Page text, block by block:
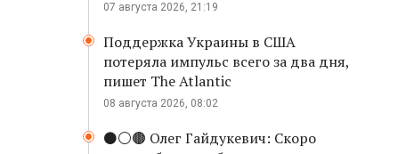
07 августа 2026, 21:19
Поддержка Украины в США
потеряла импульс всего за два дня,
пишет The Atlantic
08 августа 2026, 08:02
⚫️⚪️🟤 Олег Гайдукевич: Скоро